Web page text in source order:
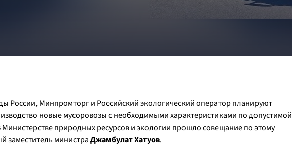
России, Минпромторг и Российский экологический оператор планируют
новые мусоровозы с необходимыми характеристиками по допустимой
Министерстве природных ресурсов и экологии прошло совещание по этому
заместитель министраДжамбулат Хатуов.